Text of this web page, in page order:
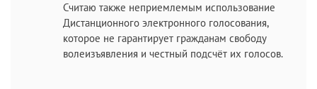
Считаю также неприемлемым использование
Дистанционного электронного голосования,
которое не гарантирует гражданам свободу
волеизъявления и честный подсчёт их голосов.